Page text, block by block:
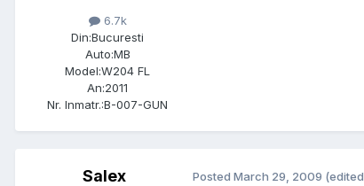
6.7k
Din:Bucuresti
Auto:MB
Model:W204 FL
An:2011
Nr. Inmatr.:B-007-GUN
Salex Posted March 29, 2009